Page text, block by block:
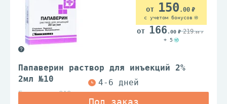
Папаверин раствор для инъекций 2%
2мл №10
Биосинтез ОАО
150 .00
с учетом бонусов
166 .00 219.00
+ 5